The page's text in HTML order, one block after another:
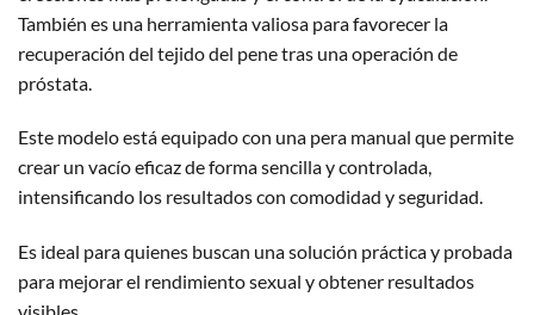
También es una herramienta valiosa para favorecer la
recuperación del tejido del pene tras una operación de
próstata.
Este modelo está equipado con una pera manual que permite
crear un vacío eficaz de forma sencilla y controlada,
intensificando los resultados con comodidad y seguridad.
Es ideal para quienes buscan una solución práctica y probada
para mejorar el rendimiento sexual y obtener resultados